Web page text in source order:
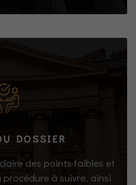
DOSSIER
des points faibles et
à suivre, ainsi